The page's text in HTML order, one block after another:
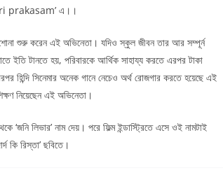
prakasam’ এ।।
শুরু করেন এই অভিনেতা। যদিও স্কুল জীবন তার আর সম্পূর্ন
ইতি টানতে হয়, পরিবারকে আর্থিক সাহায্য করতে এরপর টাকা
হিন্দি সিনেমার অনেক গানে নেচেও অর্থ রোজগার করতে হয়েছে এই
নিয়েছেন এই অভিনেতা।
‘জনি লিভার’ নাম দেয়। পরে ফিল্ম ইন্ডাস্ট্রিতে এসে ওই নামটাই
কি রিস্তা’ ছবিতে।